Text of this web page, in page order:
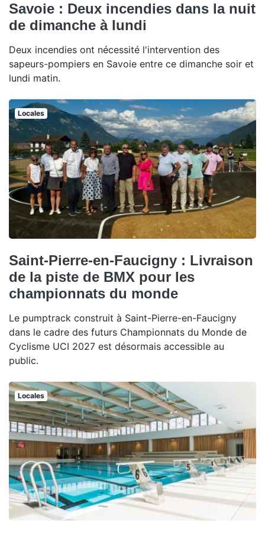
Savoie : Deux incendies dans la nuit
de dimanche à lundi
Deux incendies ont nécessité l'intervention des
sapeurs-pompiers en Savoie entre ce dimanche soir et
lundi matin.
Locales
Saint-Pierre-en-Faucigny : Livraison
de la piste de BMX pour les
championnats du monde
Le pumptrack construit à Saint-Pierre-en-Faucigny
dans le cadre des futurs Championnats du Monde de
Cyclisme UCI 2027 est désormais accessible au
public.
Locales